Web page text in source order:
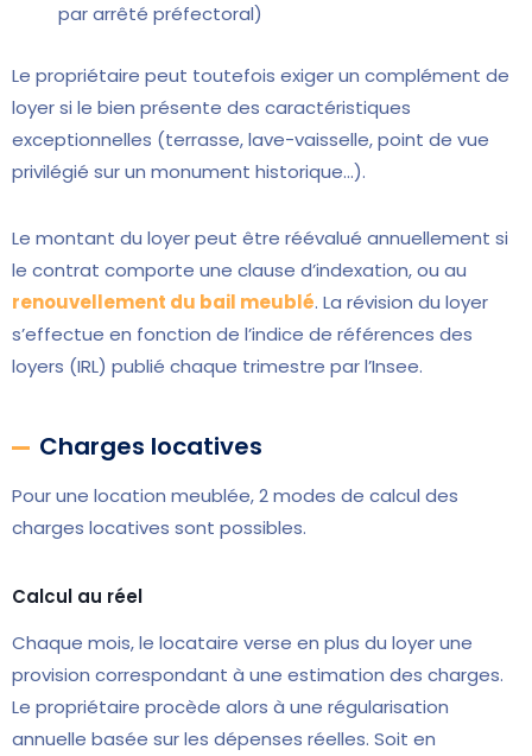
par arrêté préfectoral)
Le propriétaire peut toutefois exiger un complément de
loyer si le bien présente des caractéristiques
exceptionnelles (terrasse, lave-vaisselle, point de vue
privilégié sur un monument historique…).
Le montant du loyer peut être réévalué annuellement si
le contrat comporte une clause d’indexation, ou au
renouvellement du bail meublé. La révision du loyer
s’effectue en fonction de l’indice de références des
loyers (IRL) publié chaque trimestre par l’Insee.
Charges locatives
Pour une location meublée, 2 modes de calcul des
charges locatives sont possibles.
Calcul au réel
Chaque mois, le locataire verse en plus du loyer une
provision correspondant à une estimation des charges.
Le propriétaire procède alors à une régularisation
annuelle basée sur les dépenses réelles. Soit en